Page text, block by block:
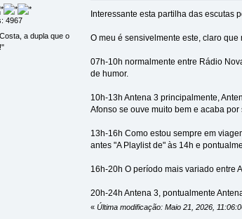
4967
a dupla que o
Interessante esta partilha das escutas
O meu é sensivelmente este, claro
07h-10h normalmente entre Rádio
de humor.
10h-13h Antena 3 principalmente,
Afonso se ouve muito bem e acaba
13h-16h Como estou sempre em
antes "A Playlist de" às 14h e
16h-20h O período mais variado entre
20h-24h Antena 3, pontualmente
« Última modificação: Maio 21, 2026,